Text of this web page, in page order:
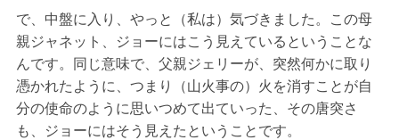
で、中盤に入り、やっと（私は）気づきました。この母
親ジャネット、ジョーにはこう見えているということな
んです。同じ意味で、父親ジェリーが、突然何かに取り
憑かれたように、つまり（山火事の）火を消すことが自
分の使命のように思いつめて出ていった、その唐突さ
も、ジョーにはそう見えたということです。